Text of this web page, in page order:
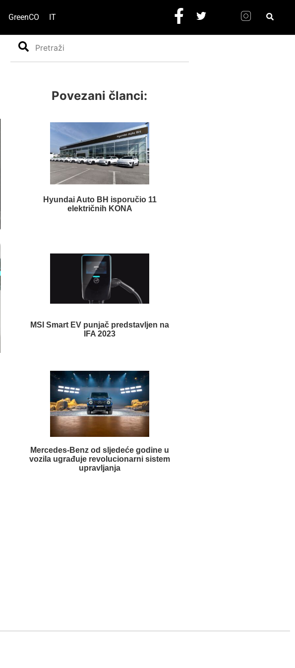
GreenCO IT
Search
Povezani članci:
Hyundai Auto BH isporučio 11
električnih KONA
MSI Smart EV punjač predstavljen na
IFA 2023
Mercedes-Benz od sljedeće godine u
vozila ugrađuje revolucionarni sistem
upravljanja